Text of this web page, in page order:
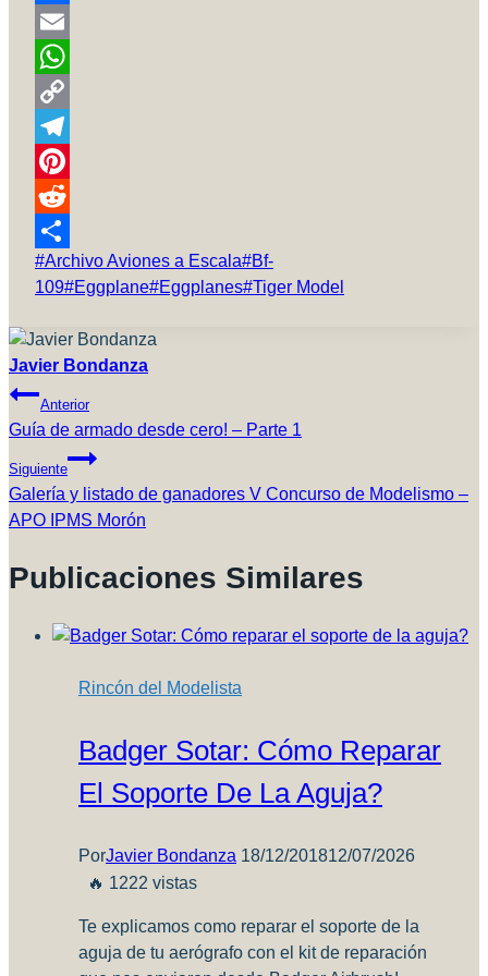
Facebook
Email
WhatsApp
Copy
Link
Telegram
Pinterest
Reddit
Compartir
Etiquetas
de
entrada:
#Archivo Aviones a Escala#Bf-
109#Eggplane#Eggplanes#Tiger Model
Javier Bondanza
Navegación
De
Entradas
Anterior
Guía de armado desde cero! – Parte 1
Siguiente
Galería y listado de ganadores V Concurso de Modelismo –
APO IPMS Morón
Publicaciones Similares
Rincón del Modelista
Badger Sotar: Cómo Reparar
El Soporte De La Aguja?
PorJavier Bondanza 18/12/201812/07/2026
🔥 1222 vistas
Te explicamos como reparar el soporte de la
aguja de tu aerógrafo con el kit de reparación